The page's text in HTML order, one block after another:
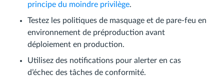
principe du moindre privilège.
Testez les politiques de masquage et de pare-feu en
environnement de préproduction avant
déploiement en production.
Utilisez des notifications pour alerter en cas
d’échec des tâches de conformité.